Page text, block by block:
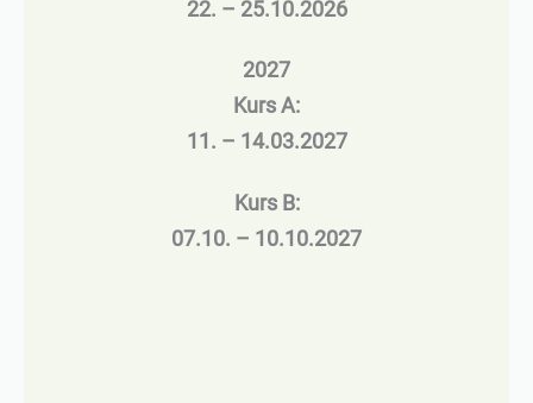
22. – 25.10.2026
2027
Kurs A:
11. – 14.03.2027
Kurs B:
07.10. – 10.10.2027